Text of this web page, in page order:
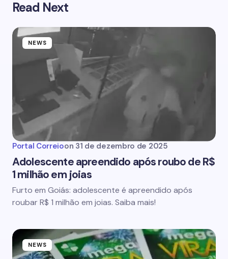
Read Next
NEWS
Portal Correioon 31 de dezembro de 2025
Adolescente apreendido após roubo de R$
1 milhão em joias
Furto em Goiás: adolescente é apreendido após
roubar R$ 1 milhão em joias. Saiba mais!
NEWS